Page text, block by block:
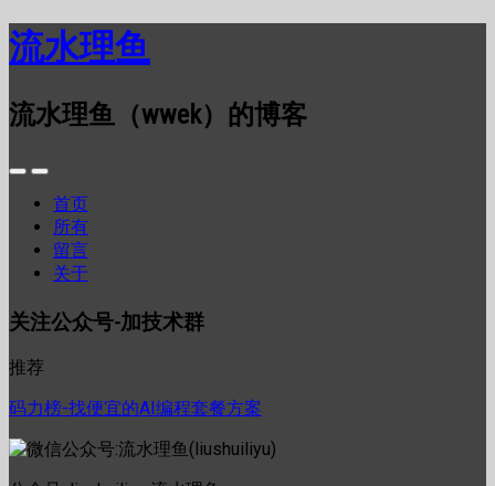
流水理鱼
流水理鱼（wwek）的博客
首页
所有
留言
关于
关注公众号-加技术群
推荐
码力榜-找便宜的AI编程套餐方案